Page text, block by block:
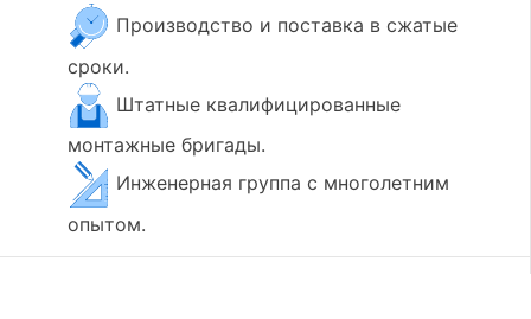
Производство и поставка в сжатые
сроки.
Штатные квалифицированные
монтажные бригады.
Инженерная группа с многолетним
опытом.